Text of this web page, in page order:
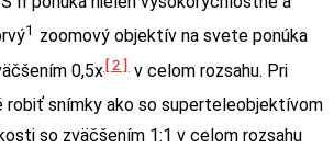
1 zoomový objektív na svete ponúka
0,5x[2] v celom rozsahu. Pri
robiť snímky ako so superteleobjektívom
so zväčšením 1:1 v celom rozsahu